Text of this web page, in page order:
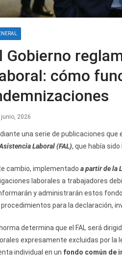
Gobierno
cómo
junio, 2026
una serie de publicaciones que
Laboral (FAL), que había
cambio, implementado a partir de la
laborales a trabajadores
y administrarán estos
procedimientos para la declaración,
determina que el FAL será
expresamente excluidas por la
individual en un fondo común de